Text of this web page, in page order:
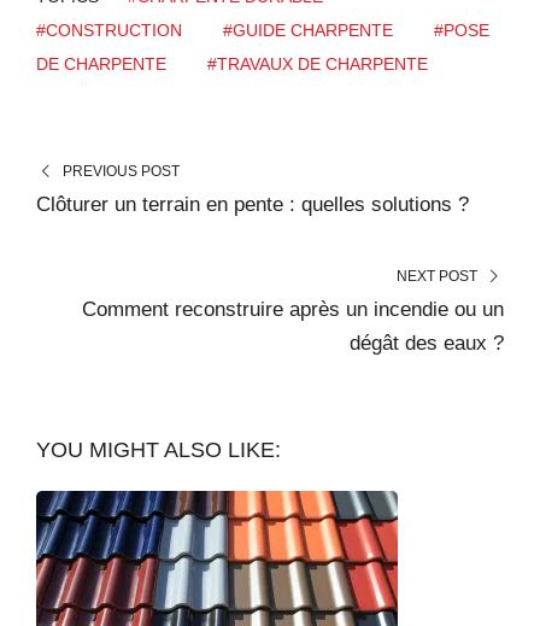
#CONSTRUCTION
#GUIDE CHARPENTE
#POSE
DE CHARPENTE
#TRAVAUX DE CHARPENTE
PREVIOUS POST
Clôturer un terrain en pente : quelles solutions ?
NEXT POST
Comment reconstruire après un incendie ou un
dégât des eaux ?
YOU MIGHT ALSO LIKE: